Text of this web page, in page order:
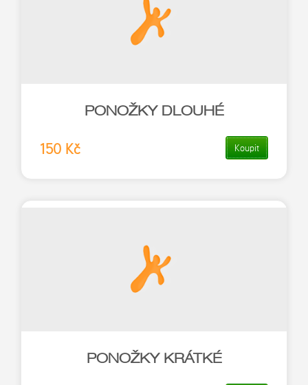
PONOŽKY DLOUHÉ
150 Kč Koupit
PONOŽKY KRÁTKÉ